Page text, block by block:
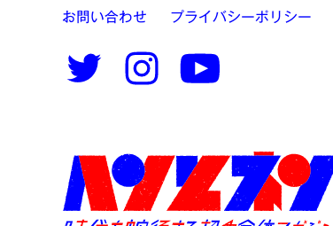
お問い合わせ プライバシーポリシー